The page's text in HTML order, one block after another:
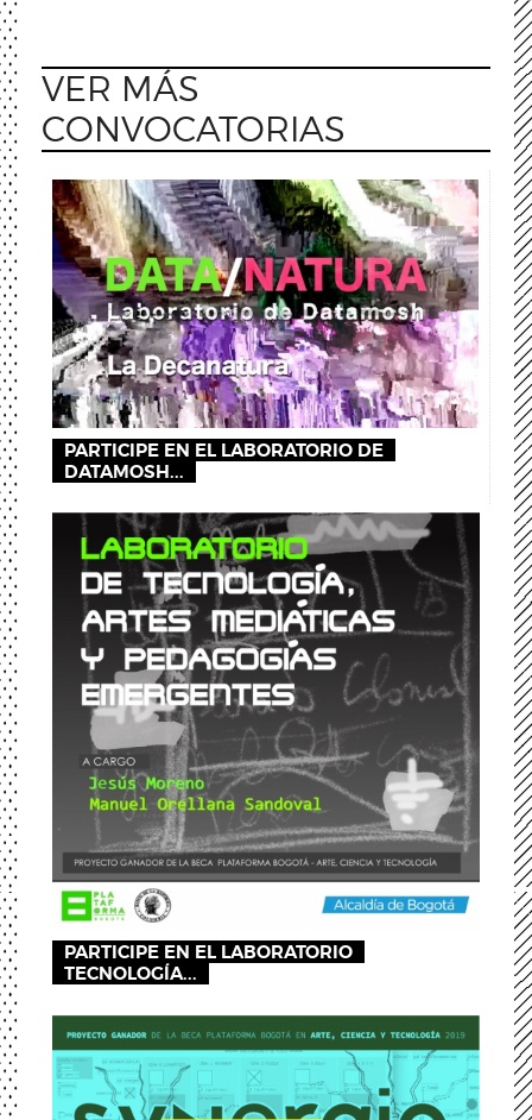
VER MÁS
CONVOCATORIAS
PARTICIPE EN EL LABORATORIO DE
DATAMOSH...
PARTICIPE EN EL LABORATORIO
TECNOLOGÍA...